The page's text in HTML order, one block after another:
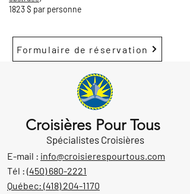
1823 $ par personne
Formulaire de réservation
Croisières Pour Tous
Spécialistes Croisières
E-mail : info@croisierespourtous.com
Tél : (450) 680-2221
Québec: (418) 204-1170